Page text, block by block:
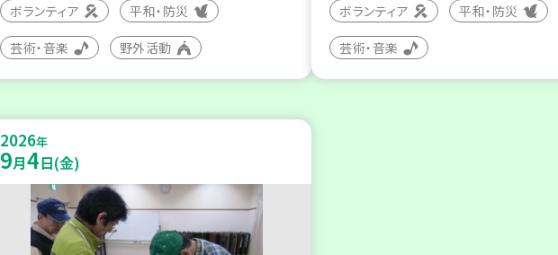
ボランティア 平和・防災
芸術・音楽 野外活動
ボランティア 平和・防災
芸術・音楽
2026年
9月4日(金)